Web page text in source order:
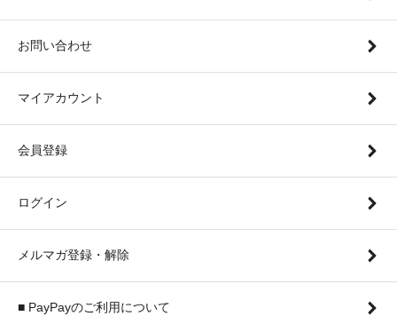
お問い合わせ
マイアカウント
会員登録
ログイン
メルマガ登録・解除
■ PayPayのご利用について